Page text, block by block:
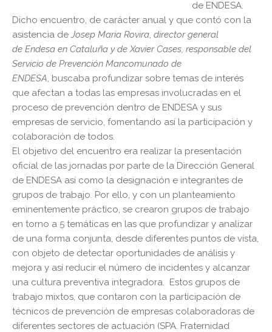
de ENDESA.
Dicho encuentro, de carácter anual y que contó con la
asistencia de Josep Maria Rovira director general
de Endesa en Cataluña y de Xavier Cases, responsable del
Servicio de Prevención Mancomunado de
ENDESA , buscaba profundizar sobre temas de interés
que afectan a todas las empresas involucradas en el
proceso de prevención dentro de ENDESA y sus
empresas de servicio, fomentando así la participación y
colaboración de todos.
El objetivo del encuentro era realizar la presentación
oficial de las jornadas por parte de la Dirección General
de ENDESA así como la designación e integrantes de
grupos de trabajo. Por ello, y con un planteamiento
eminentemente práctico, se crearon grupos de trabajo
en torno a 5 temáticas en las que profundizar y analizar
de una forma conjunta, desde diferentes puntos de vista,
con objeto de detectar oportunidades de análisis y
mejora y así reducir el número de incidentes y alcanzar
una cultura preventiva integradora. Estos grupos de
trabajo mixtos, que contaron con la participación de
técnicos de prevención de empresas colaboradoras de
diferentes sectores de actuación (SPA. Fraternidad